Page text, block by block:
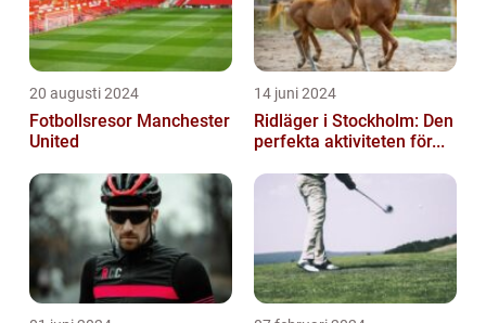
20 augusti 2024
Fotbollsresor Manchester
United
14 juni 2024
Ridläger i Stockholm: Den
perfekta aktiviteten för...